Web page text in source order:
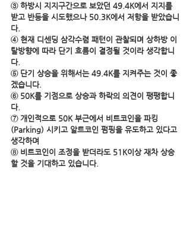
③ 하방시 지지구간으로 보았던 49.4K에서 지지를
받고 반등을 시도했으나 50.3K에서 저항을 받았습니
다.
④ 현재 디센딩 삼각수렴 패턴이 관찰되며 상하방 이
탈방향에 따라 단기 흐름이 결정될 것이라 생각합니
다.
⑤ 단기 상승을 위해서는 49.4K를 지켜주는 것이 좋
겠습니다.
⑥ 50K를 기점으로 상승과 하락의 의견이 팽팽합니
다.
⑦ 개인적으로 50K 부근에서 비트코인을 파킹
(Parking) 시키고 알트코인 펌핑을 유도하고 있다고
생각하며
⑧ 비트코인이 조정을 받더라도 51K이상 재차 상승
할 것을 기대하고 있습니다.